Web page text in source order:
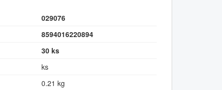
029076
8594016220894
30 ks
ks
0.21 kg